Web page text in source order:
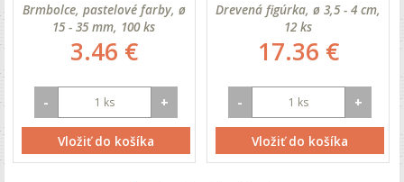
Brmbolce, pastelové farby, ø
15 - 35 mm, 100 ks
3.46 €
- +
Vložiť do košíka
Drevená figúrka, ø 3,5 - 4 cm,
12 ks
17.36 €
- +
Vložiť do košíka